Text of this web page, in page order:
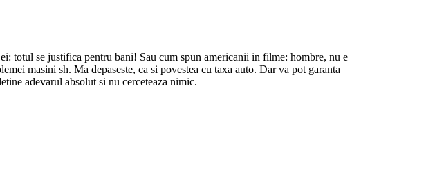
totul se justifica pentru bani! Sau cum spun americanii in filme: hombre, nu e
masini sh. Ma depaseste, ca si povestea cu taxa auto. Dar va pot garanta
adevarul absolut si nu cerceteaza nimic.